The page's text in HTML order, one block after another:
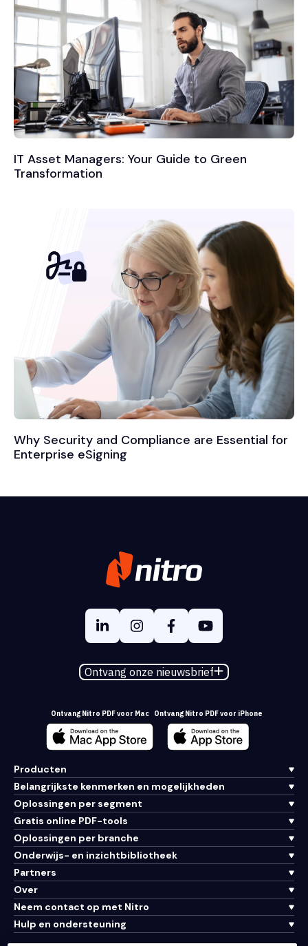
IT Asset Managers: Your Guide to Green
Transformation
Why Security and Compliance are Essential for
Enterprise eSigning
Ontvang onze nieuwsbrief
Ontvang Nitro PDF voor Mac Ontvang Nitro PDF voor iPhone
Producten
Belangrijkste kenmerken en mogelijkheden
Oplossingen per segment
Gratis online PDF-tools
Oplossingen per branche
Onderwijs- en inzichtbibliotheek
Partners
Over
Neem contact op met Nitro
Hulp en ondersteuning